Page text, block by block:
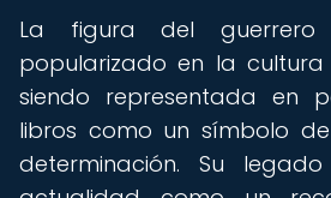
La figura del
popularizado en la cultura
siendo representada en
libros como un símbolo
determinación. Su